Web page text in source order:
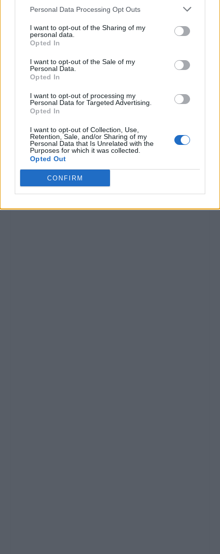
Personal Data Processing Opt Outs
I want to opt-out of the Sharing of my
personal data.
Opted In
I want to opt-out of the Sale of my
Personal Data.
Opted In
I want to opt-out of processing my
Personal Data for Targeted Advertising.
Opted In
I want to opt-out of Collection, Use,
Retention, Sale, and/or Sharing of my
Personal Data that Is Unrelated with the
Purposes for which it was collected.
Opted Out
CONFIRM